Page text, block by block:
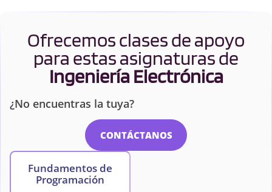
Ofrecemos clases de apoyo
para estas asignaturas de
Ingeniería Electrónica
¿No encuentras la tuya?
CONTÁCTANOS
Fundamentos de
Programación